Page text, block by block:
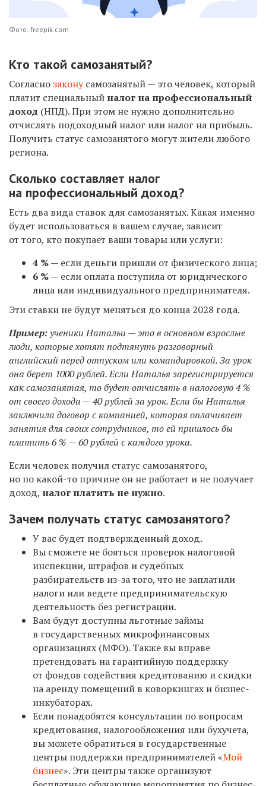
Фото: freepik.com
Кто такой самозанятый?
Согласнозаконусамозанятый — это человек, который
платит специальный налог на профессиональный
доход (НПД). При этом не нужно дополнительно
отчислять подоходный налог или налог на прибыль.
Получить статус самозанятого могут жители любого
региона.
Сколько составляет налог
на профессиональный доход?
Есть два вида ставок для самозанятых. Какая именно
будет использоваться в вашем случае, зависит
от того, кто покупает ваши товары или услуги:
4 %— если деньги пришли от физического лица;
6 %— если оплата поступила от юридического
лица или индивидуального предпринимателя.
Эти ставки не будут меняться до конца 2028 года.
Пример:ученики Натальи — это в основном взрослые
люди, которые хотят подтянуть разговорный
английский перед отпуском или командировкой. За урок
она берет 1000 рублей. Если Наталья зарегистрируется
как самозанятая, то будет отчислять в налоговую 4 %
от своего дохода — 40 рублей за урок. Если бы Наталья
заключила договор с компанией, которая оплачивает
занятия для своих сотрудников, то ей пришлось бы
платить 6 % — 60 рублей с каждого урока.
Если человек получил статус самозанятого,
но по какой-то причине он не работает и не получает
доход, налог платить не нужно.
Зачем получать статус самозанятого?
У вас будет подтвержденный доход.
Вы сможете не бояться проверок налоговой
инспекции, штрафов и судебных
разбирательств из-за того, что не заплатили
налоги или ведете предпринимательскую
деятельность без регистрации.
Вам будут доступны льготные займы
в государственных микрофинансовых
организациях (МФО). Также вы вправе
претендовать на гарантийную поддержку
от фондов содействия кредитованию и скидки
на аренду помещений в коворкингах и бизнес-
инкубаторах.
Если понадобятся консультации по вопросам
кредитования, налогообложения или бухучета,
вы можете обратиться в государственные
центры поддержки предпринимателей «Мой
бизнес». Эти центры также организуют